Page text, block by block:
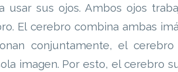
usar sus ojos. Ambos ojos
El cerebro combina ambas
conjuntamente, el
imagen. Por esto, el cerebro